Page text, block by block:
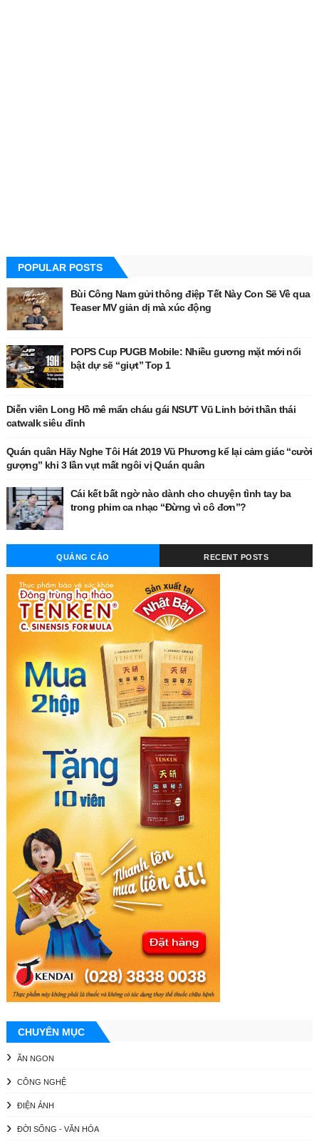
POPULAR POSTS
Bùi Công Nam gửi thông điệp Tết Này Con Sẽ Về qua
Teaser MV giản dị mà xúc động
POPS Cup PUGB Mobile: Nhiều gương mặt mới nổi
bật dự sẽ “giựt” Top 1
Diễn viên Long Hồ mê mẩn cháu gái NSƯT Vũ Linh bởi thần thái
catwalk siêu đỉnh
Quán quân Hãy Nghe Tôi Hát 2019 Vũ Phương kể lại cảm giác “cười
gượng” khi 3 lần vụt mất ngôi vị Quán quân
Cái kết bất ngờ nào dành cho chuyện tình tay ba
trong phim ca nhạc “Đừng vì cô đơn”?
QUẢNG CÁO RECENT POSTS
CHUYÊN MỤC
ĂN NGON
CÔNG NGHỆ
ĐIỆN ẢNH
ĐỜI SỐNG - VĂN HÓA